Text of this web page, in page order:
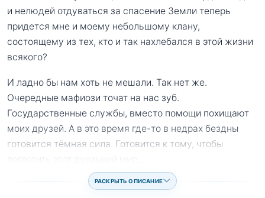
и нелюдей отдуваться за спасение Земли теперь
придется мне и моему небольшому клану,
состоящему из тех, кто и так нахлебался в этой жизни
всякого?
И ладно бы нам хоть не мешали. Так нет же.
Очередные мафиози точат на нас зуб.
Государственные службы, вместо помощи похищают
моих друзей. А в это время где-то в недрах бездны
готовится тёмная сила. Готовится к тому, чтобы
РАСКРЫТЬ ОПИСАНИЕ